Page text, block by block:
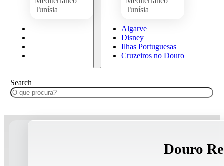
Tunísia
Tunísia
Algarve
Disney
Ilhas Portuguesas
Cruzeiros no Douro
Search
Douro